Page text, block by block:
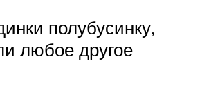
полубусинку,
любое другое